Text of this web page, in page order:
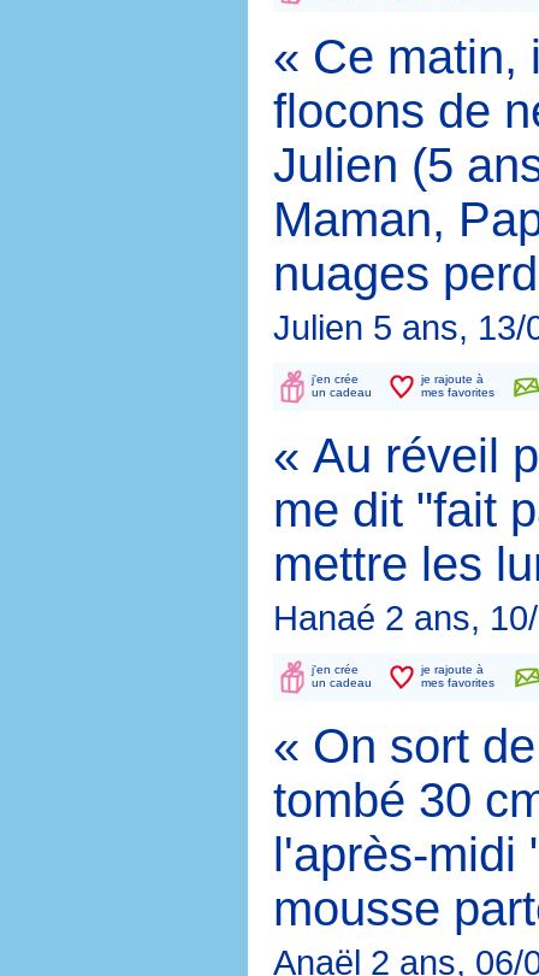
« Ce matin,
flocons de
Julien (5
Maman,
nuages
Julien 5 ans,
j'en crée
un cadeau
je rajoute à
mes favorites
« Au réveil
me dit "fait
mettre les
Hanaé 2 ans,
j'en crée
un cadeau
je rajoute à
mes favorites
« On sort
tombé 30
l'après-midi
mousse
Anaël 2 ans,